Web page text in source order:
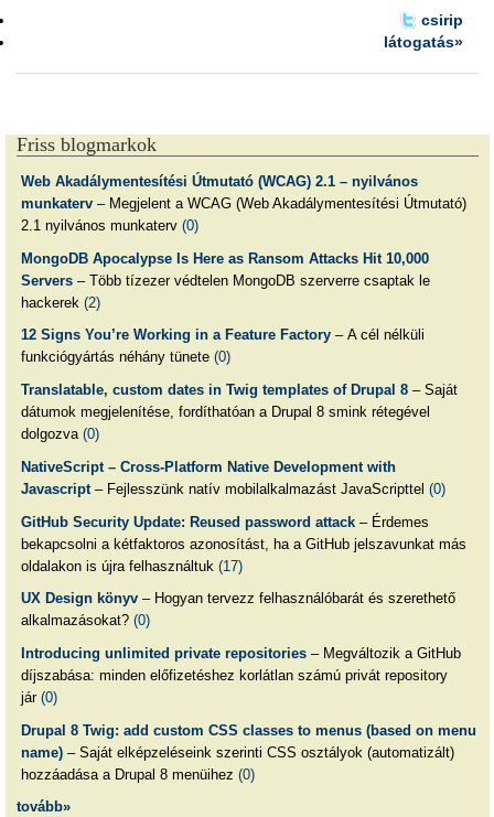
csirip
látogatás»
Friss blogmarkok
Web Akadálymentesítési Útmutató (WCAG) 2.1 – nyilvános
munkaterv– Megjelent a WCAG (Web Akadálymentesítési Útmutató)
2.1 nyilvános munkaterv (0)
MongoDB Apocalypse Is Here as Ransom Attacks Hit 10,000
Servers– Több tízezer védtelen MongoDB szerverre csaptak le
hackerek (2)
12 Signs You’re Working in a Feature Factory– A cél nélküli
funkciógyártás néhány tünete (0)
Translatable, custom dates in Twig templates of Drupal 8– Saját
dátumok megjelenítése, fordíthatóan a Drupal 8 smink rétegével
dolgozva (0)
NativeScript – Cross-Platform Native Development with
Javascript– Fejlesszünk natív mobilalkalmazást JavaScripttel (0)
GitHub Security Update: Reused password attack– Érdemes
bekapcsolni a kétfaktoros azonosítást, ha a GitHub jelszavunkat más
oldalakon is újra felhasználtuk (17)
UX Design könyv– Hogyan tervezz felhasználóbarát és szerethető
alkalmazásokat? (0)
Introducing unlimited private repositories– Megváltozik a GitHub
díjszabása: minden előfizetéshez korlátlan számú privát repository
jár (0)
Drupal 8 Twig: add custom CSS classes to menus (based on menu
name)– Saját elképzeléseink szerinti CSS osztályok (automatizált)
hozzáadása a Drupal 8 menüihez (0)
tovább»